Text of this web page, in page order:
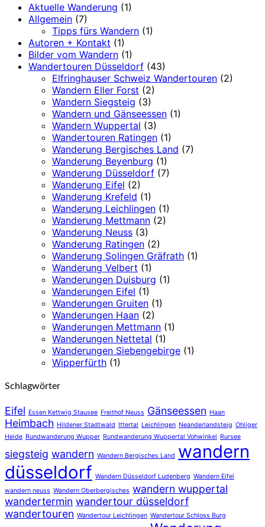
Aktuelle Wanderung (1)
Allgemein (7)
Tipps fürs Wandern (1)
Autoren + Kontakt (1)
Bilder vom Wandern (1)
Wandertouren Düsseldorf (43)
Elfringhauser Schweiz Wandertouren (2)
Wandern Eller Forst (2)
Wandern Siegsteig (3)
Wandern und Gänseessen (1)
Wandern Wuppertal (3)
Wandertouren Ratingen (1)
Wanderung Bergisches Land (7)
Wanderung Beyenburg (1)
Wanderung Düsseldorf (7)
Wanderung Eifel (2)
Wanderung Krefeld (1)
Wanderung Leichlingen (1)
Wanderung Mettmann (2)
Wanderung Neuss (3)
Wanderung Ratingen (2)
Wanderung Solingen Gräfrath (1)
Wanderung Velbert (1)
Wanderungen Duisburg (1)
Wanderungen Eifel (1)
Wanderungen Gruiten (1)
Wanderungen Haan (2)
Wanderungen Mettmann (1)
Wanderungen Nettetal (1)
Wanderungen Siebengebirge (1)
Wipperfürth (1)
Schlagwörter
Eifel Essen Kettwig Stausee Freithof Neuss Gänseessen Haan
Heimbach Hildener Stadtwald Ittertal Leichlingen Neanderlandsteig Ohliger
Heide Rundwanderung Wupper Rundwanderung Wuppertal Vohwinkel Rursee
siegsteig wandern Wandern Bergisches Land wandern
düsseldorf Wandern Düsseldorf Ludenberg Wandern Eifel
wandern neuss Wandern Oberbergisches wandern wuppertal
wandertermin wandertour düsseldorf
wandertouren Wandertour Leichlingen Wandertour Schloss Burg